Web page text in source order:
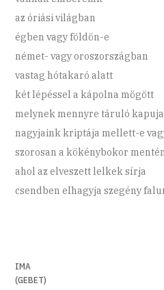
az óriási világban
égben vagy földön-e
német- vagy oroszországban
vastag hótakaró alatt
két lépéssel a kápolna mögött
melynek mennyre táruló
nagyjaink kriptája mellett-e
szorosan a kökénybokor
ahol az elveszett lelkek sírja
csendben elhagyja szegény
IMA
(GEBET)